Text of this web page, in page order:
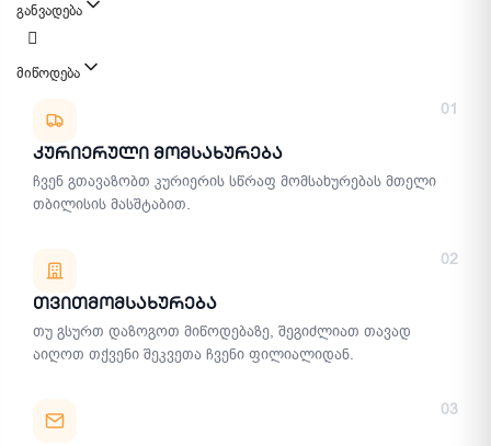
განვადება
მიწოდება
01
Კურიერული Მომსახურება
ჩვენ გთავაზობთ კურიერის სწრაფ მომსახურებას მთელი
თბილისის მასშტაბით.
02
Თვითმომსახურება
თუ გსურთ დაზოგოთ მიწოდებაზე, შეგიძლიათ თავად
აიღოთ თქვენი შეკვეთა ჩვენი ფილიალიდან.
03